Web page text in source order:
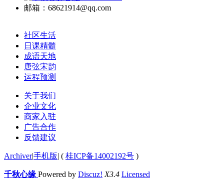
邮箱：68621914@qq.com
社区生活
日课精髓
成语天地
唐弦宋韵
运程预测
关于我们
企业文化
商家入驻
广告合作
反馈建议
Archiver|手机版| ( 桂ICP备14002192号 )
千秋心缘 Powered by Discuz! X3.4 Licensed